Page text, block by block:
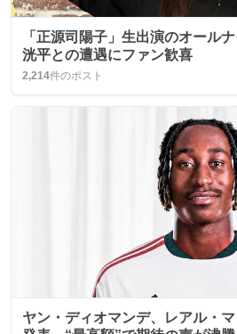
「正源司陽子」生出演のオール
洸平との遭遇にファン歓喜
2,214件のポスト
ヤン・ディオマンデ、レアル・